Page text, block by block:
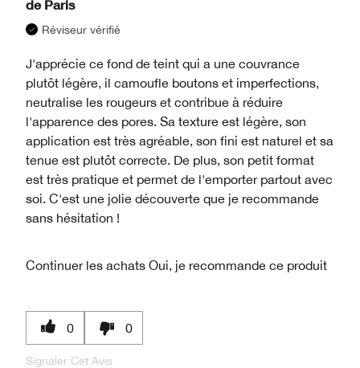
de Paris
Réviseur vérifié
J'apprécie ce fond de teint qui a une couvrance
plutôt légère, il camoufle boutons et imperfections,
neutralise les rougeurs et contribue à réduire
l'apparence des pores. Sa texture est légère, son
application est très agréable, son fini est naturel et sa
tenue est plutôt correcte. De plus, son petit format
est très pratique et permet de l'emporter partout avec
soi. C'est une jolie découverte que je recommande
sans hésitation !
Continuer les achats Oui, je recommande ce produit
0 0
Signaler Cet Avis